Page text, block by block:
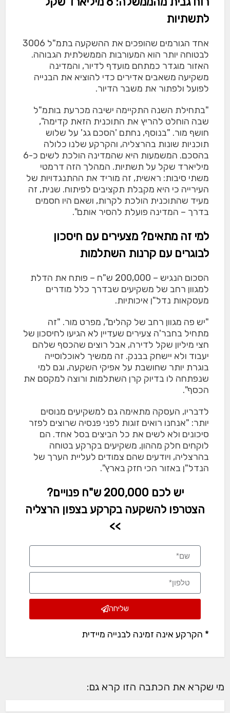
לתשתיות
אחד הגורמים שהופכים את ההשקעה בתמ"ל 3006
לבטוחה יותר הוא המעורבות הממשלתית הגבוהה.
האזור מוגדר כמתחם מועדף לדיור, והמדינה
משקיעה משאבים אדירים כדי להוציא את הבנייה
לפועל ולפתור את משבר הדיור.
"בתחילת השנה התקיימה ישיבה מכרעת בותמ"ל
שבה הוחלט להריץ את התוכנית הזאת קדימה",
חושף מור. "בנוסף, נחתם 'הסכם גג' על שלוש
תוכניות שונות בהרצליה, והקרקע שלנו כלולה
בהסכם. המשמעות היא שהמדינה הולכת לשים כ-6
מיליארד שקל על תשתיות. המהלך הזה דרמטי
משתי סיבות: ראשית, זה מוריד את ההתנגדויות של
העירייה כי היא מקבלת תקציבים לפיתוח. שנית, זה
מעיד שהתוכנית הולכת לקרות, ושאם היו חסמים
בדרך – המדינה פועלת להסיר אותם".
למי זה מתאים? מצעירים עם חיסכון
לבוגרים עם קרנות השתלמות
הסכום הנגיש – 200,000 ש"ח – פותח את הדלת
למגוון רחב של משקיעים שבדרך כלל מודרים
מעסקאות נדל"ן איכותיות.
"יש פה מגוון רחב של קהלים", מפרט מור. "זה
מתחיל בחבר'ה צעירים שעדיין לא הגיעו לחיסכון של
חצי מיליון שקל לדירה, אבל רוצים שהכסף שלהם
יעבוד ולא יישחק בבנק. זה ממשיך לאוכלוסייה
בוגרת יותר שחושבת על אפיקי השקעה, וגם למי
שנפתחה לו בדיוק קרן השתלמות ורוצה למקסם את
הכסף".
לדבריו, העסקה מתאימה גם למשקיעים מנוסים
יותר: "אנחנו רואים זוגות לפני פנסיה שרוצים לפזר
סיכונים ולא לשים את כל הביצים בסל אחד. הם
לוקחים חלק מההון, משקיעים בקרקע בטוחה
בהרצליה, ויודעים שהם צמודים לעליית הערך של
הנדל"ן באזור הכי חזק בארץ".
יש לכם 200,000 ש"ח פנויים?
הצטרפו להשקעה בקרקע בצפון הרצליה
>>
שליחה
* הקרקע אינה זמינה לבנייה מיידית
מי שקרא את הכתבה הזו קרא גם: